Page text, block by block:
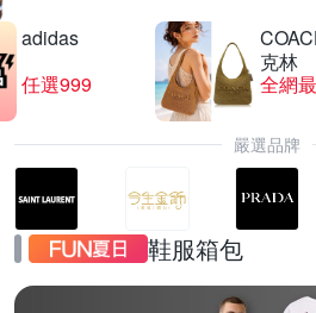
adidas
任選999
克林
嚴選品牌
鞋服箱包